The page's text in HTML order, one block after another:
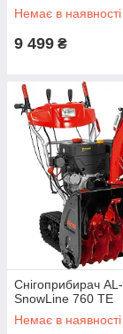
Немає в наявності
9 499 ₴
Снігоприбирач
SnowLine 760 TE
Немає в наявності